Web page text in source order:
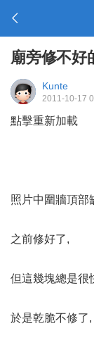
廟旁修不好
Kunte
2011-10-17
點擊重新加載
照片中圍牆頂部
之前修好了,
但這幾塊總是很
於是乾脆不修了,